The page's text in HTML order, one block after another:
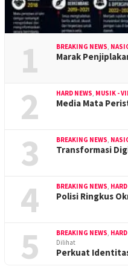
1 BREAKING NEWS,
Marak
2 HARD NEWS, MUSIK -
Media Mata
3 BREAKING NEWS,
Transformasi
4 BREAKING NEWS,
Polisi Ringkus
5 BREAKING NEWS,
Dilihat
Perkuat